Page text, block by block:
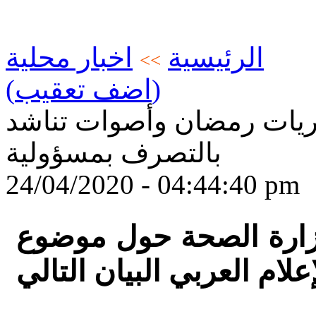
الرئيسية >>
اخبار محلية
(اضف تعقيب)
رمضان وأصوات تناشد
بالتصرف بمسؤولية
24/04/2020 - 04:44:40 pm
الصحة حول موضوع